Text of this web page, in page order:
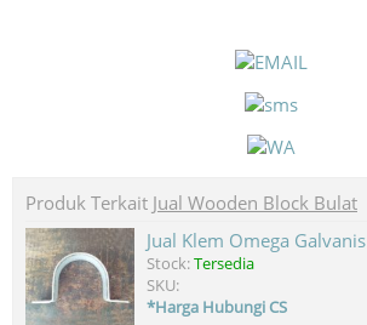
Produk Terkait Jual Wooden Block Bulat
Jual Klem Omega Galvanis
Stock:Tersedia
SKU:
*Harga Hubungi CS